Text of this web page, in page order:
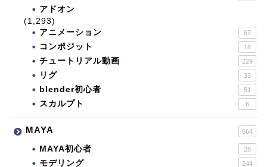
アドオン
(1,293)
アニメーション
67
コンポジット 18
チュートリアル動画 229
リグ 33
blender初心者 51
スカルプト 6
MAYA 664
MAYA初心者 28
モデリング 244